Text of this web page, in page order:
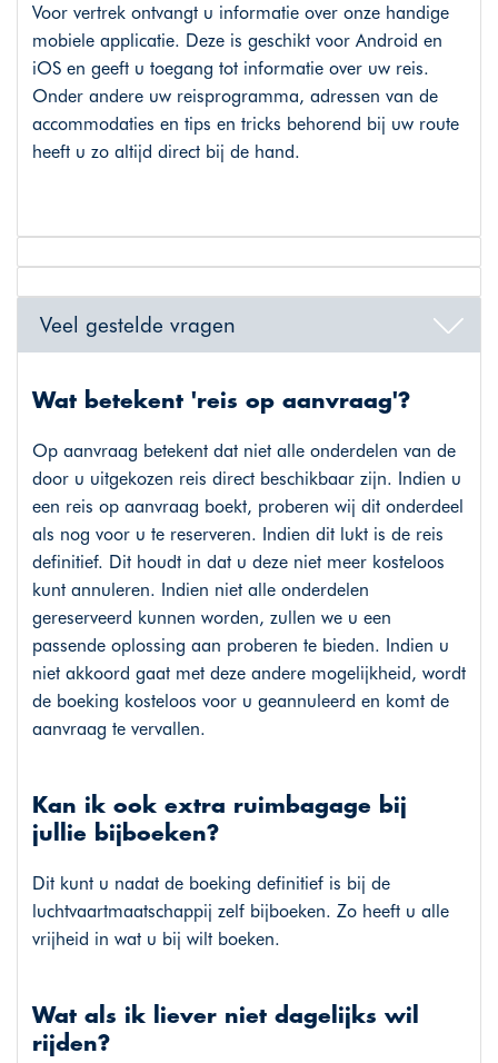
Voor vertrek ontvangt u informatie over onze handige
mobiele applicatie. Deze is geschikt voor Android en
iOS en geeft u toegang tot informatie over uw reis.
Onder andere uw reisprogramma, adressen van de
accommodaties en tips en tricks behorend bij uw route
heeft u zo altijd direct bij de hand.
Veel gestelde vragen
Wat betekent 'reis op aanvraag'?
Op aanvraag betekent dat niet alle onderdelen van de
door u uitgekozen reis direct beschikbaar zijn. Indien u
een reis op aanvraag boekt, proberen wij dit onderdeel
als nog voor u te reserveren. Indien dit lukt is de reis
definitief. Dit houdt in dat u deze niet meer kosteloos
kunt annuleren. Indien niet alle onderdelen
gereserveerd kunnen worden, zullen we u een
passende oplossing aan proberen te bieden. Indien u
niet akkoord gaat met deze andere mogelijkheid, wordt
de boeking kosteloos voor u geannuleerd en komt de
aanvraag te vervallen.
Kan ik ook extra ruimbagage bij
jullie bijboeken?
Dit kunt u nadat de boeking definitief is bij de
luchtvaartmaatschappij zelf bijboeken. Zo heeft u alle
vrijheid in wat u bij wilt boeken.
Wat als ik liever niet dagelijks wil
rijden?